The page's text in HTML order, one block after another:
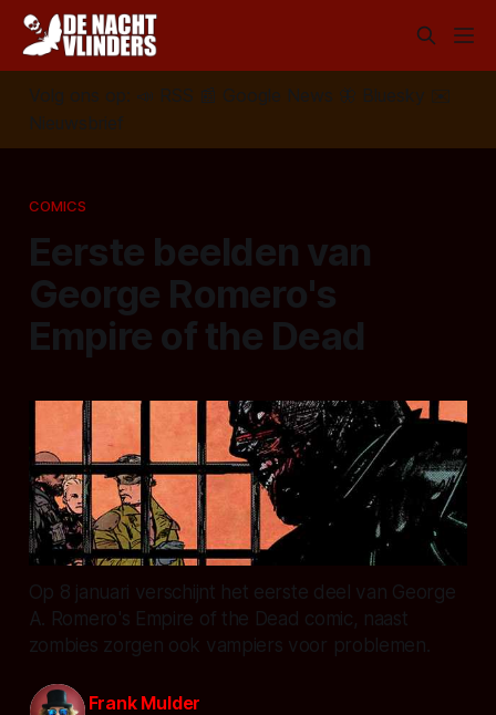
Volg ons op: 📣 RSS 📰 Google News 🦋 Bluesky
✉️
Nieuwsbrief
COMICS
Eerste beelden van
George Romero's
Empire of the Dead
Op 8 januari verschijnt het eerste deel van George
A. Romero's Empire of the Dead comic, naast
zombies zorgen ook vampiers voor problemen.
Frank Mulder